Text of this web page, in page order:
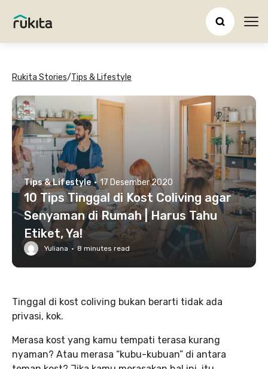
Rukita Stories/Tips & Lifestyle
Tips & Lifestyle · 17 Desember 2020
10 Tips Tinggal di Kost Coliving agar
Senyaman di Rumah | Harus Tahu
Etiket, Ya!
Yuliana · 8 minutes read
Tinggal di kost coliving bukan berarti tidak ada
privasi, kok.
Merasa kost yang kamu tempati terasa kurang
nyaman? Atau merasa “kubu-kubuan” di antara